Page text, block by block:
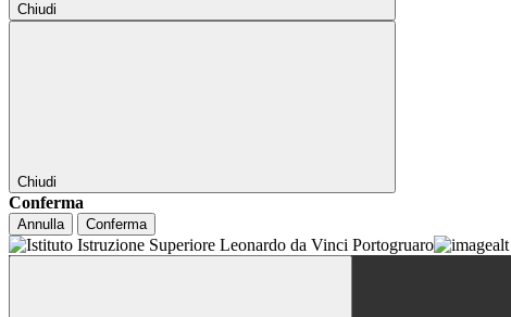
Chiudi
Chiudi
Conferma
Annulla Conferma